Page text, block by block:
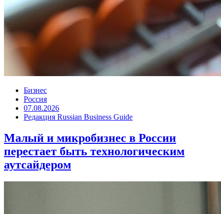
Бизнес
Россия
07.08.2026
Редакция Russian Business Guide
Малый и микробизнес в России
перестает быть технологическим
аутсайдером